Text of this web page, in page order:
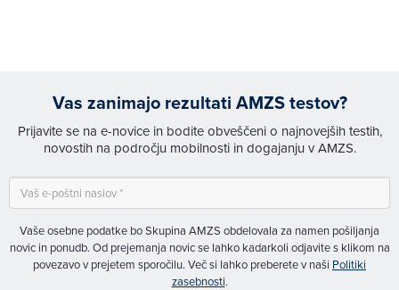
Vas zanimajo rezultati AMZS testov?
Prijavite se na e-novice in bodite obveščeni o najnovejših testih,
novostih na področju mobilnosti in dogajanju v AMZS.
Vaše osebne podatke bo Skupina AMZS obdelovala za namen pošiljanja
novic in ponudb. Od prejemanja novic se lahko kadarkoli odjavite s klikom na
povezavo v prejetem sporočilu. Več si lahko preberete v naši Politiki
zasebnosti.